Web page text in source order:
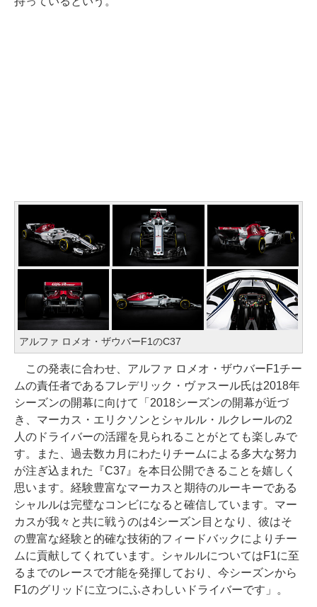
アルファ ロメオ・ザウバーF1のC37
この発表に合わせ、アルファ ロメオ・ザウバーF1チー
ムの責任者であるフレデリック・ヴァスール氏は2018年
シーズンの開幕に向けて「2018シーズンの開幕が近づ
き、マーカス・エリクソンとシャルル・ルクレールの2
人のドライバーの活躍を見られることがとても楽しみで
す。また、過去数カ月にわたりチームによる多大な努力
が注ぎ込まれた『C37』を本日公開できることを嬉しく
思います。経験豊富なマーカスと期待のルーキーである
シャルルは完璧なコンビになると確信しています。マー
カスが我々と共に戦うのは4シーズン目となり、彼はそ
の豊富な経験と的確な技術的フィードバックによりチー
ムに貢献してくれています。シャルルについてはF1に至
るまでのレースで才能を発揮しており、今シーズンから
F1のグリッドに立つにふさわしいドライバーです」。